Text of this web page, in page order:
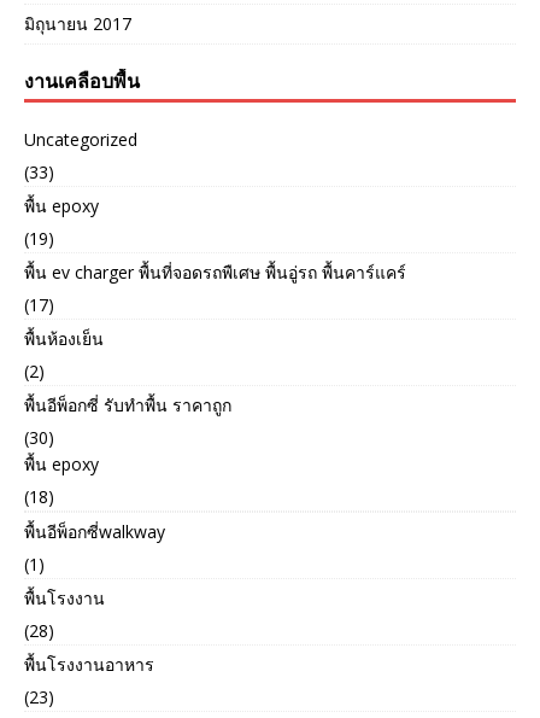
มิถุนายน 2017
งานเคลือบพื้น
Uncategorized
(33)
พื้น epoxy
(19)
พื้น ev charger พื้นที่จอดรถพืเศษ พื้นอู่รถ พื้นคาร์แคร์
(17)
พื้นห้องเย็น
(2)
พื้นอีพ็อกซี่ รับทำพื้น ราคาถูก
(30)
พื้น epoxy
(18)
พื้นอีพ็อกซี่walkway
(1)
พื้นโรงงาน
(28)
พื้นโรงงานอาหาร
(23)